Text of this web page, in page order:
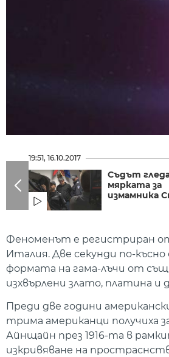
19:51, 16.10.2017
Съдът
мярката за
измамника
Феноменът е регистриран
Италия. Две секунди по-
формата на гама-лъчи от
изхвърлени злато, платина
Преди две години
трима американци получиха
Айнщайн през 1916-та в
изкривяване на